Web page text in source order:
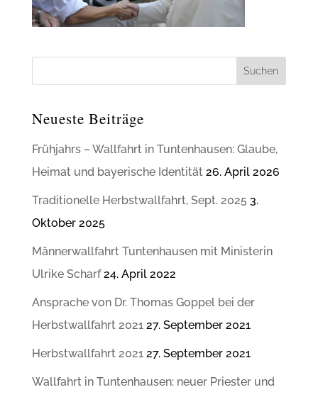
Neueste Beiträge
Frühjahrs – Wallfahrt in Tuntenhausen: Glaube,
Heimat und bayerische Identität 26. April 2026
Traditionelle Herbstwallfahrt, Sept. 2025 3.
Oktober 2025
Männerwallfahrt Tuntenhausen mit Ministerin
Ulrike Scharf 24. April 2022
Ansprache von Dr. Thomas Goppel bei der
Herbstwallfahrt 2021 27. September 2021
Herbstwallfahrt 2021 27. September 2021
Wallfahrt in Tuntenhausen: neuer Priester und